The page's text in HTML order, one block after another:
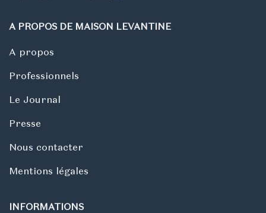
A PROPOS DE MAISON LEVANTINE
A propos
Professionnels
Le Journal
Presse
Nous contacter
Mentions légales
INFORMATIONS